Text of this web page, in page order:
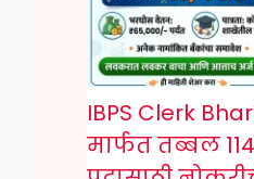
IBPS Clerk
मार्फत तब्बल